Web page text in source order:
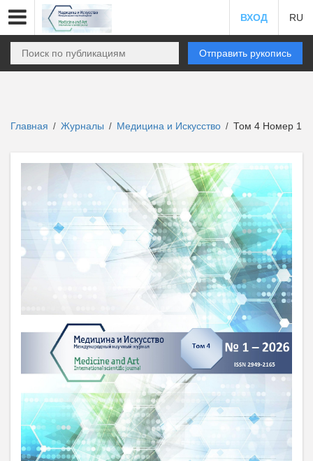
ВХОД RU
Отправить рукопись
Главная / Журналы / Медицина и Искусство / Том 4 Номер 1